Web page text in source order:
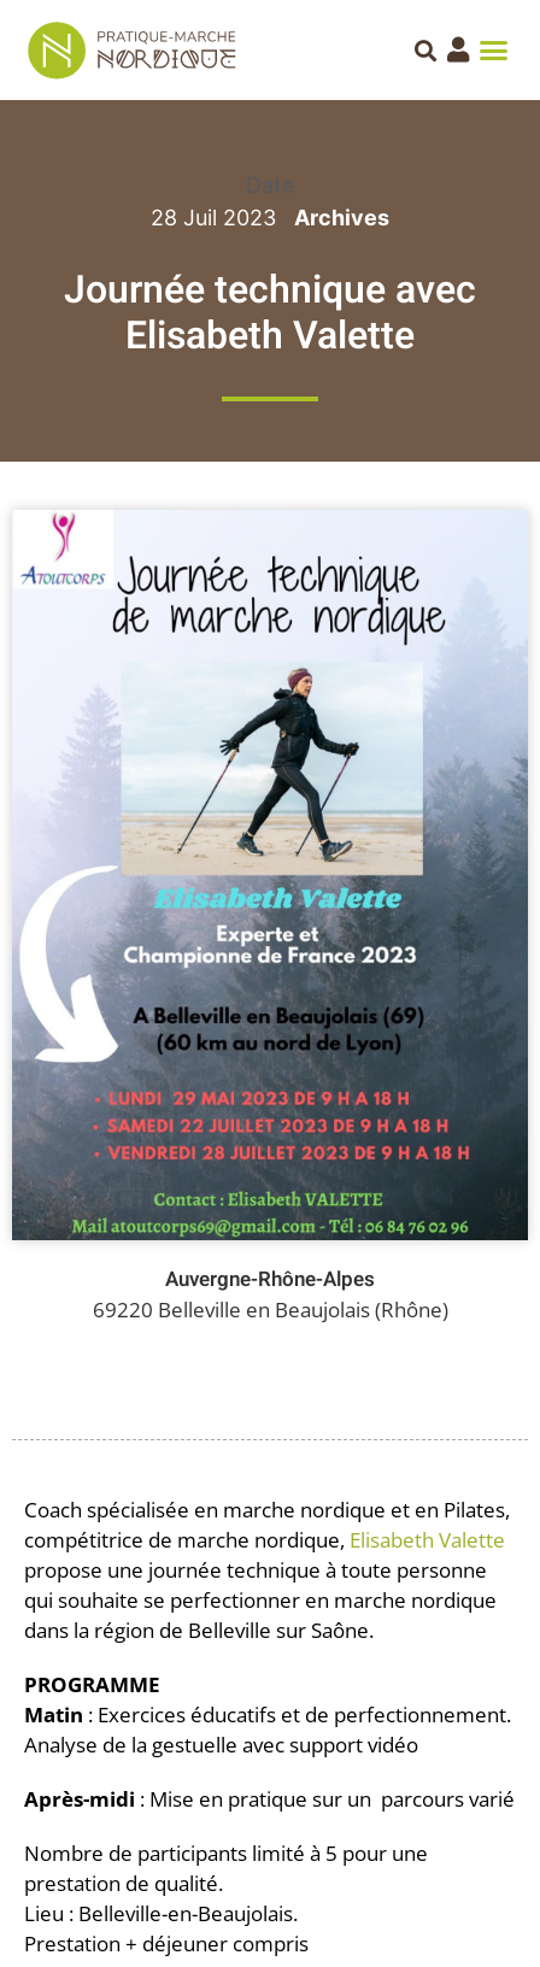
Date
28 Juil 2023
Journée technique avec
Elisabeth Valette
Coach spécialisée en marche nordique et en Pilates,
compétitrice de marche nordique, Elisabeth Valette
propose une journée technique à toute personne
qui souhaite se perfectionner en marche nordique
dans la région de Belleville sur Saône.
PROGRAMME
Matin : Exercices éducatifs et de perfectionnement.
Analyse de la gestuelle avec support vidéo
Après-midi : Mise en pratique sur un parcours varié
Nombre de participants limité à 5 pour une
prestation de qualité.
Lieu : Belleville-en-Beaujolais.
Prestation + déjeuner compris
Auvergne-Rhône-Alpes
69220 Belleville en Beaujolais (Rhône)